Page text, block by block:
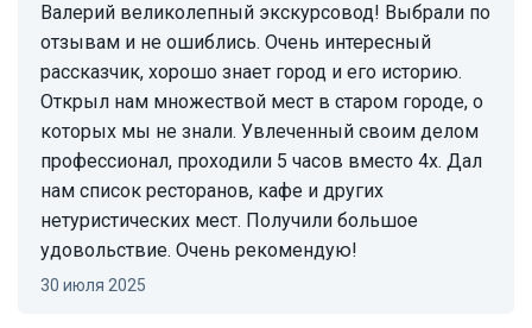
Валерий великолепный экскурсовод! Выбрали по
отзывам и не ошиблись. Очень интересный
рассказчик, хорошо знает город и его историю.
Открыл нам множествой мест в старом городе, о
которых мы не знали. Увлеченный своим делом
профессионал, проходили 5 часов вместо 4х. Дал
нам список ресторанов, кафе и других
нетуристических мест. Получили большое
удовольствие. Очень рекомендую!
30 июля 2025